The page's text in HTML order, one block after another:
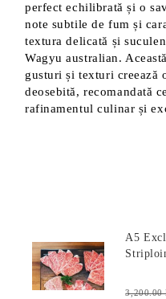
perfect echilibrată și o
note subtile de fum și
textura delicată și
Wagyu australian.
gusturi și texturi creează
deosebită, recomandată
rafinamentul culinar și
A5
3,200.00